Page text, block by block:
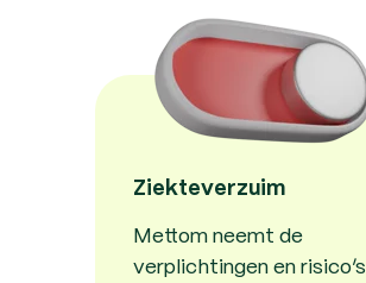
Ziekteverzuim
Mettom neemt de
verplichtingen en risico’s